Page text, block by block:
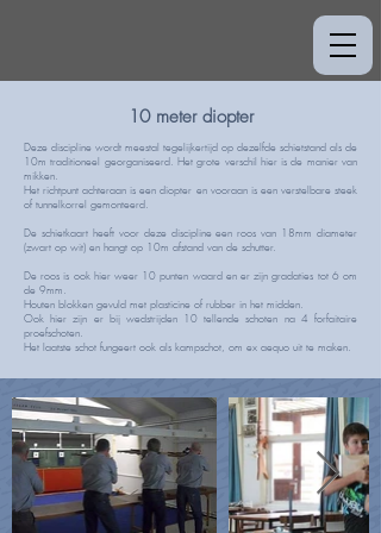
10 meter diopter
Deze discipline wordt meestal tegelijkertijd op dezelfde schietstand als de
10m traditioneel georganiseerd. Het grote verschil hier is de manier van
mikken.
Het richtpunt achteraan is een diopter en vooraan is een verstelbare steek
of tunnelkorrel gemonteerd.
De schietkaart heeft voor deze discipline een roos van 18mm diameter
(zwart op wit) en hangt op 10m afstand van de schutter.
De roos is ook hier weer 10 punten waard en er zijn gradaties tot 6 om
de 9mm.
Houten blokken gevuld met plasticine of rubber in het midden.
Ook hier zijn er bij wedstrijden 10 tellende schoten na 4 forfaitaire
proefschoten.
Het laatste schot fungeert ook als kampschot, om ex aequo uit te maken.